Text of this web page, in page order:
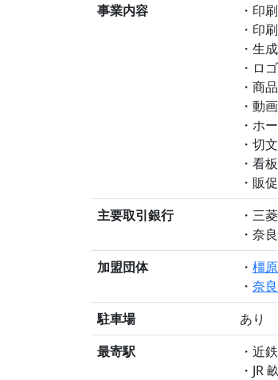
事業内容
・印
・印
・生
・ロ
・商
・動
・ホ
・切
・看
・販
主要取引銀行
・三
・奈
加盟団体
・ 橿
・ 奈
駐車場
あり
最寄駅
・近
・JR